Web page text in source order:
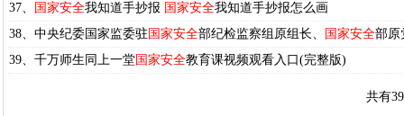
37、
国家安全我知道手抄报 国家安全我知道手抄报怎么画
38、中央纪委国家监委驻 国家安全部纪检监察组原组长、 国家安全部原
39、千万师生同上一堂国家安全教育课视频观看入口(完整版)
共有